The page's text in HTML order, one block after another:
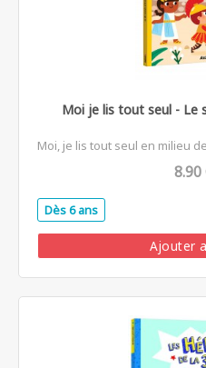
Moi je lis tout seul - Le
Moi, je lis tout seul en milieu
8.90
Dès 6 ans
Ajouter